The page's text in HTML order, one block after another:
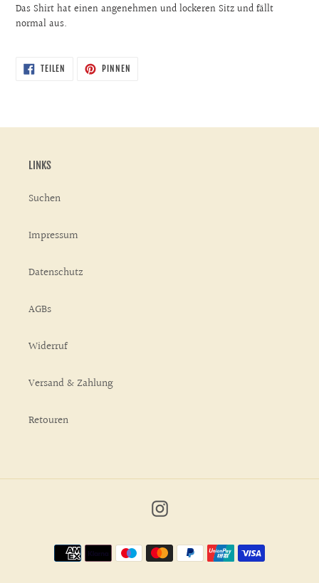
Das Shirt hat einen angenehmen und lockeren Sitz und fällt
normal aus.
TEILEN
FACEBOOK
PINNEN
LINKS
Suchen
Impressum
Datenschutz
AGBs
Widerruf
Versand & Zahlung
Retouren
Instagram
Zahlungsmethoden